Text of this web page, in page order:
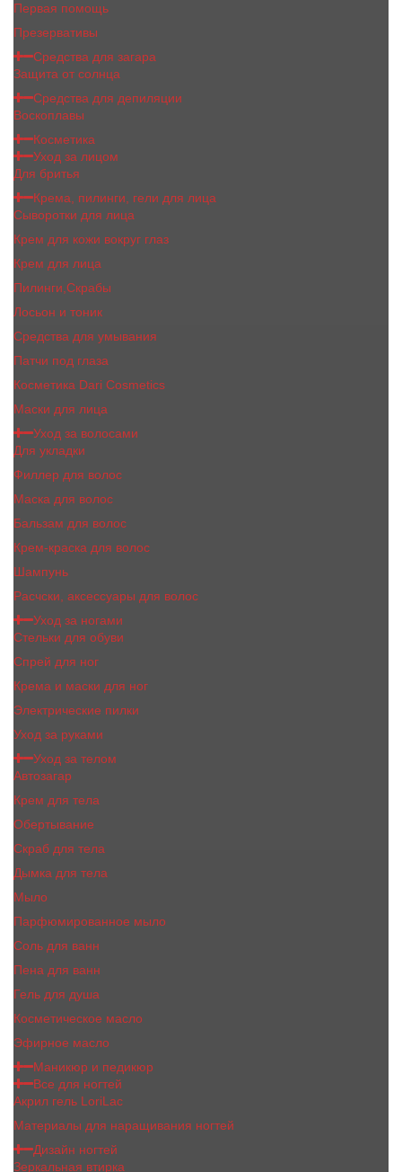
Первая помощь
Презервативы
Средства для загара
Защита от солнца
Средства для депиляции
Воскоплавы
Косметика
Уход за лицом
Для бритья
Крема, пилинги, гели для лица
Сыворотки для лица
Крем для кожи вокруг глаз
Крем для лица
Пилинги,Скрабы
Лосьон и тоник
Средства для умывания
Патчи под глаза
Косметика Dari Cosmetics
Маски для лица
Уход за волосами
Для укладки
Филлер для волос
Маска для волос
Бальзам для волос
Крем-краска для волос
Шампунь
Расчски, аксессуары для волос
Уход за ногами
Стельки для обуви
Спрей для ног
Крема и маски для ног
Электрические пилки
Уход за руками
Уход за телом
Автозагар
Крем для тела
Обертывание
Скраб для тела
Дымка для тела
Мыло
Парфюмированное мыло
Соль для ванн
Пена для ванн
Гель для душа
Косметическое масло
Эфирное масло
Маникюр и педикюр
Все для ногтей
Акрил гель LoriLac
Материалы для наращивания ногтей
Дизайн ногтей
Зеркальная втирка